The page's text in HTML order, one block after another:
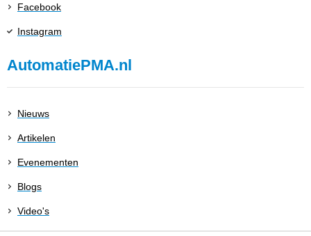
Facebook
Instagram
AutomatiePMA.nl
Nieuws
Artikelen
Evenementen
Blogs
Video's